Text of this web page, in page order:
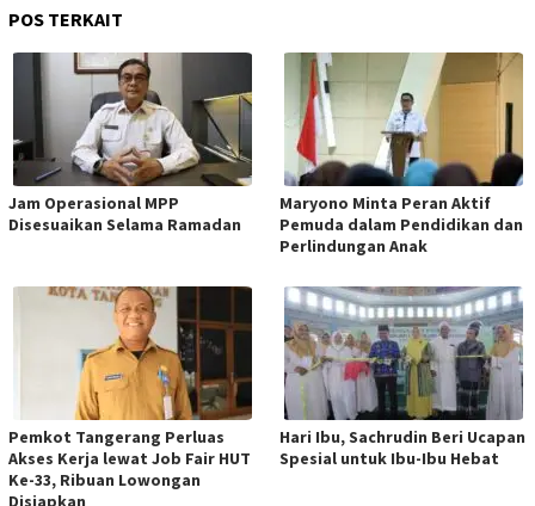
POS TERKAIT
Jam Operasional MPP
Disesuaikan Selama Ramadan
Maryono Minta Peran Aktif
Pemuda dalam Pendidikan dan
Perlindungan Anak
Pemkot Tangerang Perluas
Akses Kerja lewat Job Fair HUT
Ke-33, Ribuan Lowongan
Disiapkan
Hari Ibu, Sachrudin Beri Ucapan
Spesial untuk Ibu-Ibu Hebat